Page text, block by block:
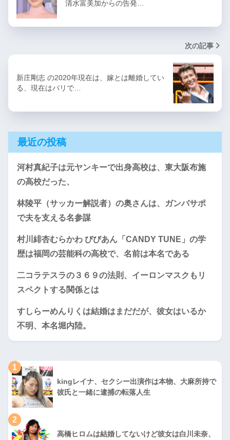
清水富美加からの告発…
次の記事
新庄剛志 の2020年現在は、嫁とは離婚してい
る、現在はバリで…
最近の投稿
河村真紀子は元ヤンキーで出身高校は、東大阪布施
の高校だった、
林陵平（サッカー解説者）の奥さんは、ガンバサポ
で夫を支える名参謀
村川緋杏むらかわ びびあん「CANDY TUNE」の学
歴は福岡の芸能科の高校で、名前は本名である
二コラテスラの３６９の法則、イーロンマスクもリ
スペクトする関係とは
すしらーめんりくは結婚はまだだが、彼女はいるか
不明、本名堀内陸。
1
kingレイナ、セクシー出演作は本物、大麻所持で
彼氏と一緒に逮捕の転落人生
2
高橋ヒロムは結婚してないけど彼女は白川未奈、